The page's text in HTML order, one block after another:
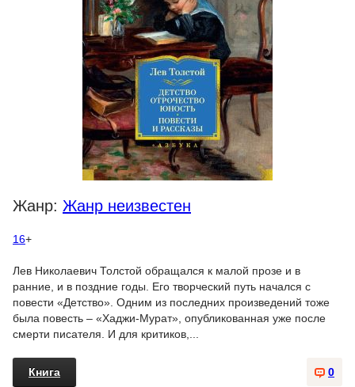
Жанр: Жанр неизвестен
16+
Лев Николаевич Толстой обращался к малой прозе и в
ранние, и в поздние годы. Его творческий путь начался с
повести «Детство». Одним из последних произведений тоже
была повесть – «Хаджи-Мурат», опубликованная уже после
смерти писателя. И для критиков,...
0
Книга